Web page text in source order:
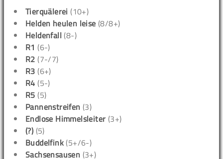
Tierquälerei (10+)
Helden heulen leise (8/8+)
Heldenfall (8-)
R1 (6-)
R2 (7-/7)
R3 (6+)
R4 (5-)
R5 (5)
Pannenstreifen (3)
Endlose Himmelsleiter (3+)
(?) (5)
Buddelfink (5+/6-)
Sachsensausen (3+)